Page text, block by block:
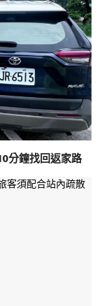
分鐘找回返家路